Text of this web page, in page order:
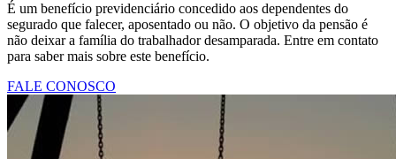
É um benefício previdenciário concedido aos dependentes do
segurado que falecer, aposentado ou não. O objetivo da pensão é
não deixar a família do trabalhador desamparada. Entre em contato
para saber mais sobre este benefício.
FALE CONOSCO